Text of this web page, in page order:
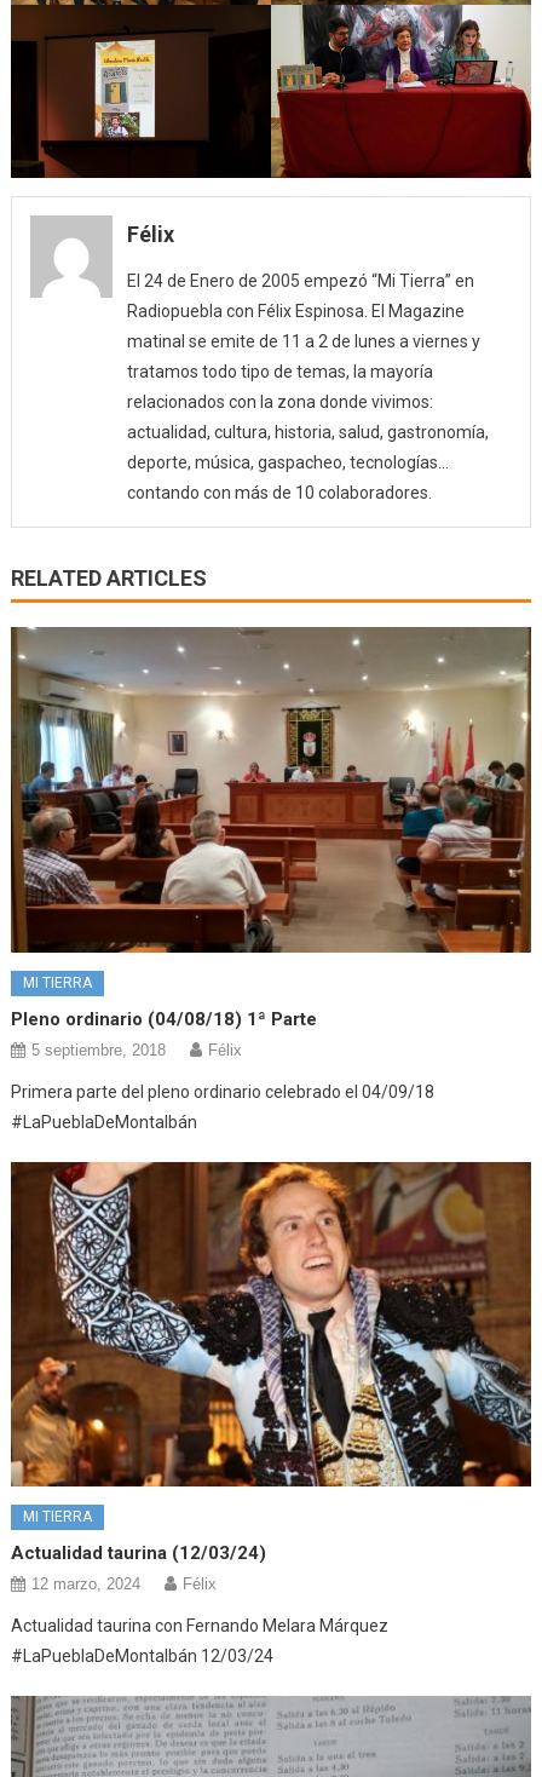
Félix
El 24 de Enero de 2005 empezó “Mi Tierra” en
Radiopuebla con Félix Espinosa. El Magazine
matinal se emite de 11 a 2 de lunes a viernes y
tratamos todo tipo de temas, la mayoría
relacionados con la zona donde vivimos:
actualidad, cultura, historia, salud, gastronomía,
deporte, música, gaspacheo, tecnologías…
contando con más de 10 colaboradores.
RELATED ARTICLES
MI TIERRA
Pleno ordinario (04/08/18) 1ª Parte
5 septiembre, 2018 Félix
Primera parte del pleno ordinario celebrado el 04/09/18
#LaPueblaDeMontalbán
MI TIERRA
Actualidad taurina (12/03/24)
12 marzo, 2024 Félix
Actualidad taurina con Fernando Melara Márquez
#LaPueblaDeMontalbán 12/03/24